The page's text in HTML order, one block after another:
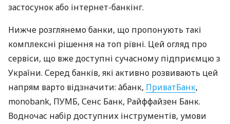
застосунок або інтернет-банкінг.
Нижче розглянемо банки, що пропонують такі
комплексні рішення на топ рівні. Цей огляд про
сервіси, що вже доступні сучасному підприємцю з
України. Серед банків, які активно розвивають цей
напрям варто відзначити: àбанк, ПриватБанк,
monobank, ПУМБ, Сенс Банк, Райффайзен Банк.
Водночас набір доступних інструментів, умови